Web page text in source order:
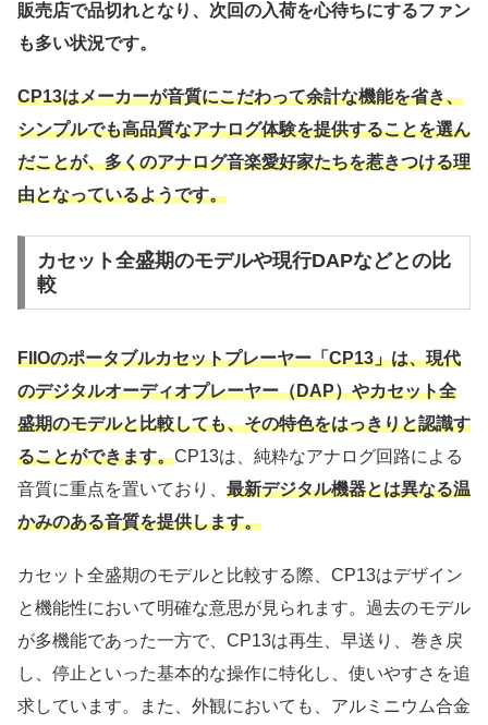
販売店で品切れとなり、次回の入荷を心待ちにするファン
も多い状況です。
CP13はメーカーが音質にこだわって余計な機能を省き、
シンプルでも高品質なアナログ体験を提供することを選ん
だことが、多くのアナログ音楽愛好家たちを惹きつける理
由となっているようです。
カセット全盛期のモデルや現行DAPなどとの比
較
FIIOのポータブルカセットプレーヤー「CP13」は、現代
のデジタルオーディオプレーヤー（DAP）やカセット全
盛期のモデルと比較しても、その特色をはっきりと認識す
ることができます。CP13は、純粋なアナログ回路による
音質に重点を置いており、 最新デジタル機器とは異なる温
かみのある音質を提供します。
カセット全盛期のモデルと比較する際、CP13はデザイン
と機能性において明確な意思が見られます。過去のモデル
が多機能であった一方で、CP13は再生、早送り、巻き戻
し、停止といった基本的な操作に特化し、使いやすさを追
求しています。また、外観においても、アルミニウム合金